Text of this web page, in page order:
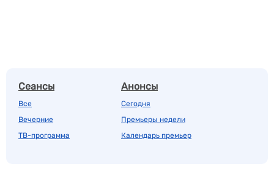
Сеансы
Все
Вечерние
ТВ-программа
Анонсы
Сегодня
Премьеры недели
Календарь премьер